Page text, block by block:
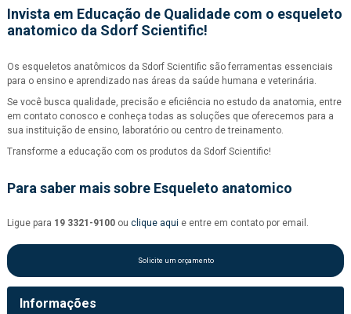
Invista em Educação de Qualidade com o esqueleto
anatomico da Sdorf Scientific!
Os esqueletos anatômicos da Sdorf Scientific são ferramentas essenciais
para o ensino e aprendizado nas áreas da saúde humana e veterinária.
Se você busca qualidade, precisão e eficiência no estudo da anatomia, entre
em contato conosco e conheça todas as soluções que oferecemos para a
sua instituição de ensino, laboratório ou centro de treinamento.
Transforme a educação com os produtos da Sdorf Scientific!
Para saber mais sobre Esqueleto anatomico
Ligue para 19 3321-9100 ou clique aqui e entre em contato por email.
Solicite um orçamento
Informações